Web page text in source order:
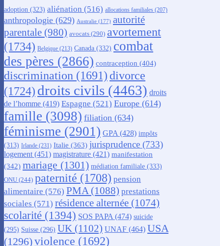
adoption (323) aliénation (516) allocations familiales (207)
anthropologie (629) Australie (177) autorité
parentale (980) avocats (290) avortement
(1734) Belgique (213) Canada (332) combat
des pères (2866) contraception (404)
discrimination (1691) divorce
(1724) droits civils (4463) droits
de l’homme (419) Espagne (521) Europe (614)
famille (3098) filiation (634)
féminisme (2901) GPA (428) impôts
(313) Irlande (231) Italie (363) jurisprudence (733)
logement (451) magistrature (421) manifestation
(342) mariage (1301) médiation familiale (333)
ONU (244) paternité (1708) pension
alimentaire (576) PMA (1088) prestations
sociales (571) résidence alternée (1074)
scolarité (1394) SOS PAPA (474) suicide
(295) Suisse (296) UK (1102) UNAF (464) USA
(1296)violence (1692)